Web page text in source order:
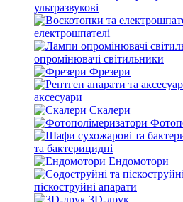
ультразвукові
електрошпателі
опромінювачі світильники
Фрезери
аксесуари
Скалери
та бактерицидні
Ендомотори
піскоструйні апарати
3D-друк